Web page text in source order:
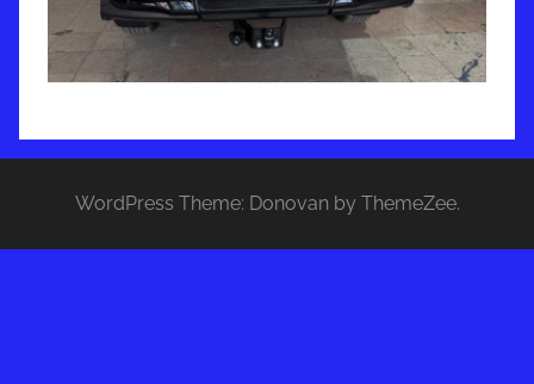
WordPress Theme: Donovan by ThemeZee.